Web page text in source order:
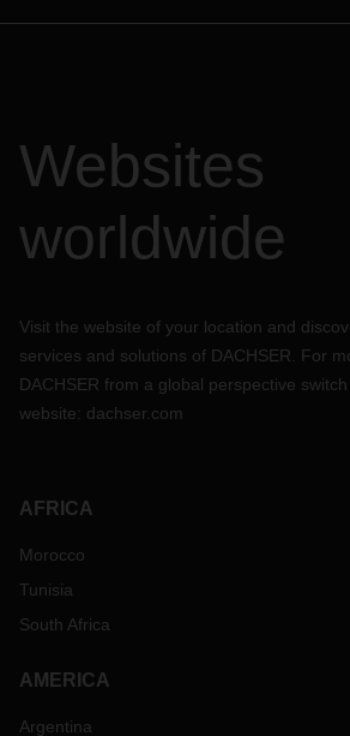
Websites
worldwide
Visit the website of your location and
services and solutions of DACHSER. For
DACHSER from a global perspective
website: dachser.com
AFRICA
Morocco
Tunisia
South Africa
AMERICA
Argentina